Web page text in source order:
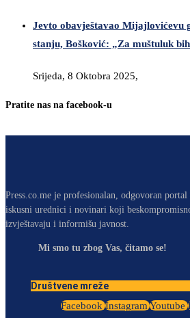
Jevto obavještavao Mijajlovićevu
stanju, Bošković: „Za muštuluk
Srijeda, 8 Oktobra 2025,
Pratite nas na facebook-u
Press.co.me je profesionalan, odgovoran
iskusni urednici i novinari koji
izvještavaju i informišu javnost.
Mi smo tu zbog Vas, čitamo se!
Društvene mreže
Facebook Instagram Youtube